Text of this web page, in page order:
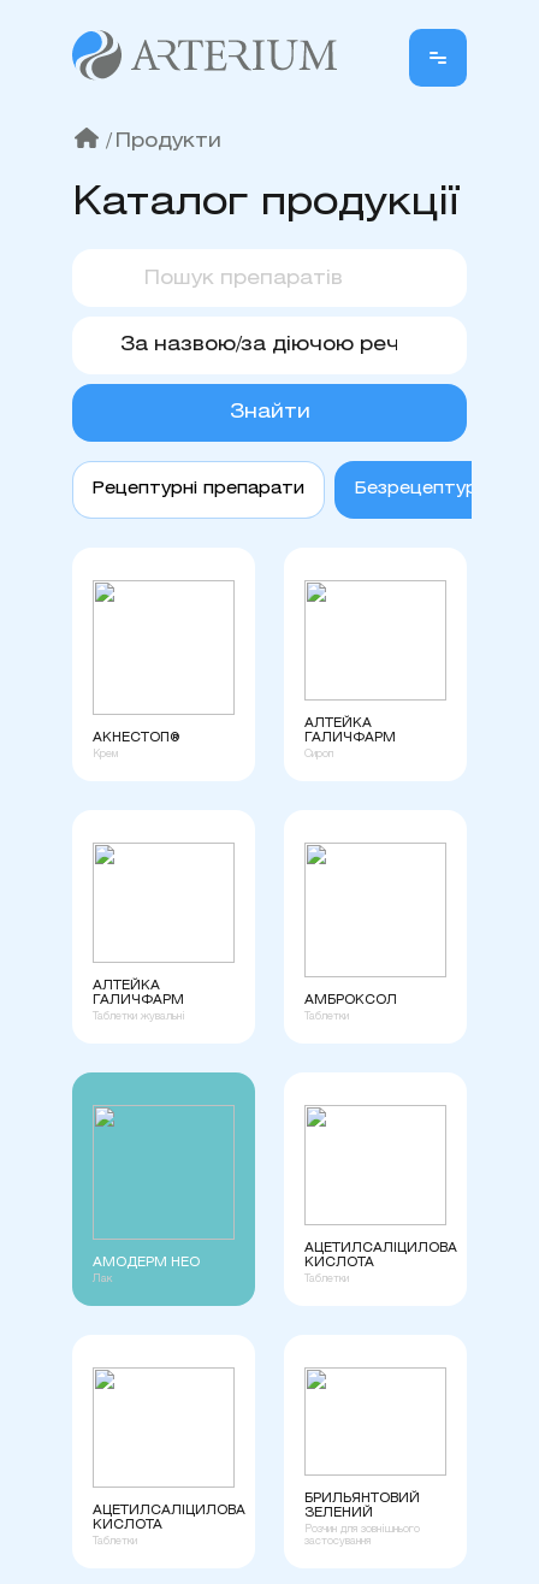
/ Продукти
Каталог продукції
Знайти
Рецептурні препарати Безрецептурні
АКНЕСТОП®
Крем
АЛТЕЙКА
ГАЛИЧФАРМ
Cироп
АЛТЕЙКА
ГАЛИЧФАРМ
Таблетки жувальні
АМБРОКСОЛ
Таблетки
АМОДЕРМ НЕО
Лак
АЦЕТИЛСАЛІЦИЛОВА
КИСЛОТА
Таблетки
АЦЕТИЛСАЛІЦИЛОВА
КИСЛОТА
Таблетки
БРИЛЬЯНТОВИЙ
ЗЕЛЕНИЙ
Розчин для зовнішнього
застосування